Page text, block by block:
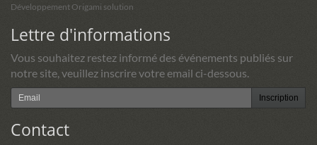
Développement Origami solution
Lettre d'informations
Vous souhaitez restez informé des événements publiés sur
notre site, veuillez inscrire votre email ci-dessous.
Inscription
Contact